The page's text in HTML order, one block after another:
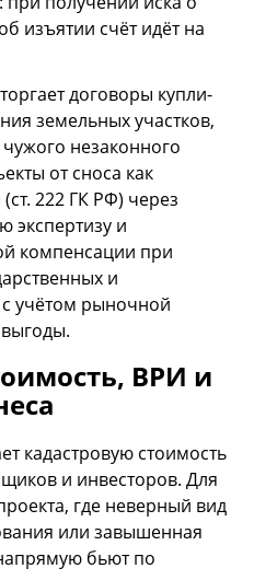
изъятии счёт идёт на
договоры купли-
земельных участков,
незаконного
от сноса как
222 ГК РФ) через
экспертизу и
компенсации при
и
учётом рыночной
ВРИ и
кадастровую стоимость
и инвесторов. Для
где неверный вид
или завышенная
бьют по